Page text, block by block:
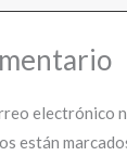
electrónico
están